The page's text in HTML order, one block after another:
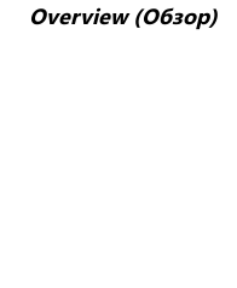
Overview (Обзор)